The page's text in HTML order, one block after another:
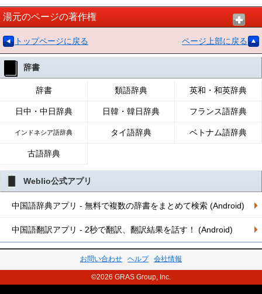
湯元のページの著作権
トップページに戻る ページ上部に戻る
辞書
辞書 類語辞典 英和・和英辞典
日中・中日辞典 日韓・韓日辞典 フランス語辞典
インドネシア語辞典 タイ語辞典 ベトナム語辞典
古語辞典
Weblio公式アプリ
中国語辞典アプリ - 無料で複数の辞書をまとめて検索 (Android)
中国語翻訳アプリ - 2秒で翻訳、翻訳結果を話す！ (Android)
お問い合わせ ヘルプ 会社情報
©2026 GRAS Group, Inc.